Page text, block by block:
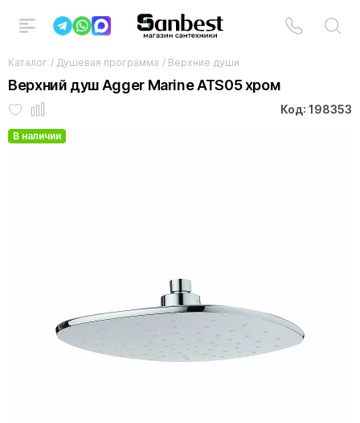
Каталог / Душевая программа / Верхние души
Верхний душ Agger Marine ATS05 хром
Код: 198353
В наличии